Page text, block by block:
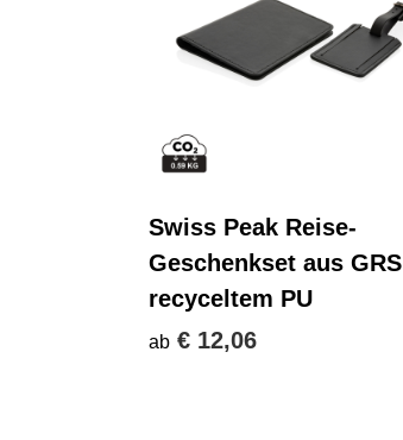
Swiss Peak Reise-
Geschenkset aus GRS
recyceltem PU
ab € 12,06